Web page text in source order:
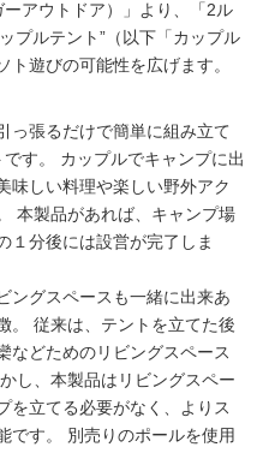
アウトドア）」より、「2ル
プルテント”（以下「カップル
遊びの可能性を広げます。
張るだけで簡単に組み立て
す。 カップルでキャンプに出
味しい料理や楽しい野外アク
本製品があれば、キャンプ場
１分後には設営が完了しま
グスペースも一緒に出来あ
。 従来は、テントを立てた後
などためのリビングスペース
し、本製品はリビングスペー
を立てる必要がなく、よりス
です。 別売りのポールを使用